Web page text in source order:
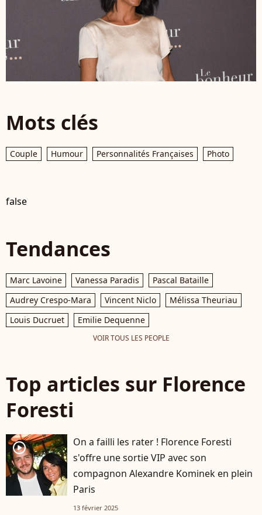
Mots clés
Couple Humour Personnalités Françaises Photo
false
Tendances
Marc Lavoine Vanessa Paradis
Pascal Bataille
Audrey Crespo-Mara
Vincent Niclo
Mélissa Theuriau
Louis Ducruet
Emilie Dequenne
VOIR TOUS LES PEOPLE
Top articles sur Florence
Foresti
player2
On a failli les rater ! Florence Foresti
s'offre une sortie VIP avec son
compagnon Alexandre Kominek en plein
Paris
13 février 2025